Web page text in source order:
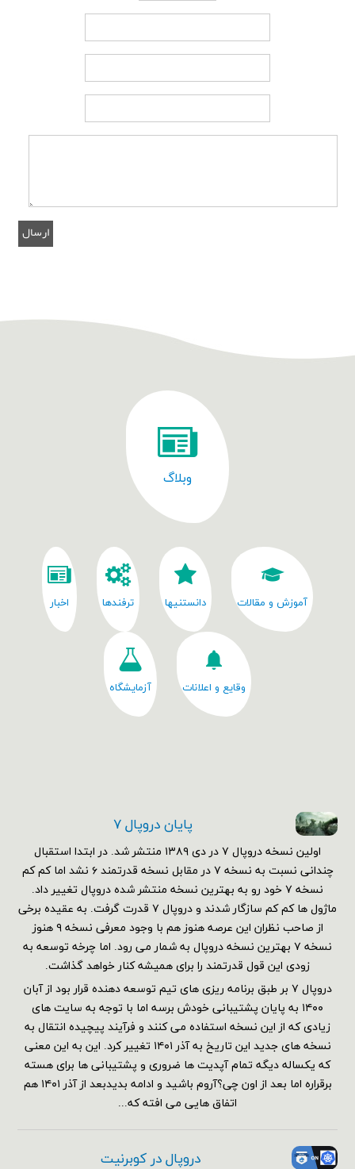
وبلاگ
آموزش و مقالات دانستنیها ترفندها اخبار
وقایع و اعلانات آزمایشگاه
پایان دروپال ۷
اولین نسخه دروپال ۷ در دی ۱۳۸۹ منتشر شد. در ابتدا استقبال
چندانی نسبت به نسخه ۷ در مقابل نسخه قدرتمند ۶ نشد اما کم کم
نسخه ۷ خود رو به بهترین نسخه منتشر شده دروپال تغییر داد.
ماژول ها کم کم سازگار شدند و دروپال ۷ قدرت گرفت. به عقیده برخی
از صاحب نظران این عرصه هنوز هم با وجود معرفی نسخه ۹ هنوز
نسخه ۷ بهترین نسخه دروپال به شمار می رود. اما چرخه توسعه به
زودی این قول قدرتمند را برای همیشه کنار خواهد گذاشت.
دروپال ۷ بر طبق برنامه ریزی های تیم توسعه دهنده قرار بود از آبان
۱۴۰۰ به پایان پشتیبانی خودش برسه اما با توجه به سایت های
زیادی که از این نسخه استفاده می کنند و فرآیند پیچیده انتقال به
نسخه های جدید این تاریخ به آذر ۱۴۰۱ تغییر کرد. این به این معنی
که یکساله دیگه تمام آپدیت ها ضروری و پشتیبانی ها برای هسته
برقراره اما بعد از اون چی؟آروم باشید و ادامه بدیدبعد از آذر ۱۴۰۱ هم
اتفاق هایی می افته که...
دروپال در کوبرنیت